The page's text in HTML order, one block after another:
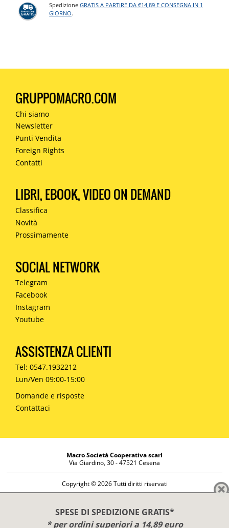
SPESE DI SPEDIZIONE GRATIS*
* per ordini superiori a 14,89 euro
SpedizioneGRATIS A PARTIRE DA €14,89 E CONSEGNA IN 1
GIORNO.
GRUPPOMACRO.COM
Chi siamo
Newsletter
Punti Vendita
Foreign Rights
Contatti
LIBRI, EBOOK, VIDEO ON DEMAND
Classifica
Novità
Prossimamente
SOCIAL NETWORK
Telegram
Facebook
Instagram
Youtube
ASSISTENZA CLIENTI
Tel: 0547.1932212
Lun/Ven 09:00-15:00
Domande e risposte
Contattaci
Macro Società Cooperativa scarl
Via Giardino, 30 - 47521 Cesena
Copyright © 2026 Tutti diritti riservati
Diritto di reso
Disclaimer